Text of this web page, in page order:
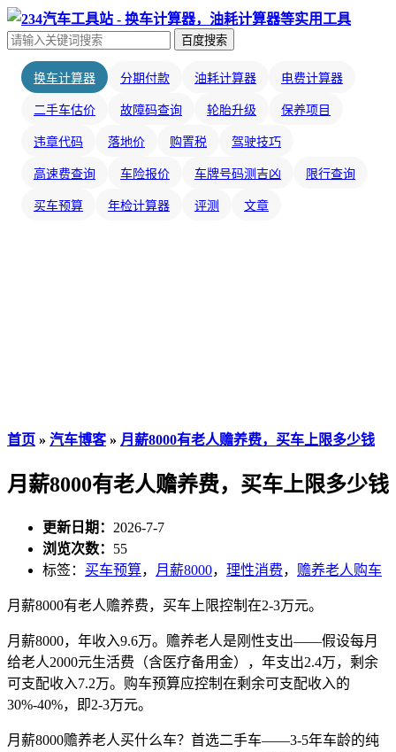
百度搜索
换车计算器 分期付款 油耗计算器 电费计算器
二手车估价 故障码查询 轮胎升级 保养项目
违章代码 落地价 购置税 驾驶技巧
高速费查询 车险报价 车牌号码测吉凶 限行查询
买车预算 年检计算器 评测 文章
首页 » 汽车博客» 月薪8000有老人赡养费，买车上限多少钱
月薪8000有老人赡养费，买车上限多少钱
更新日期： 2026-7-7
浏览次数： 55
标签： 买车预算， 月薪8000， 理性消费， 赡养老人购车
月薪8000有老人赡养费，买车上限控制在2-3万元。
月薪8000，年收入9.6万。赡养老人是刚性支出——假设每月
给老人2000元生活费（含医疗备用金），年支出2.4万，剩余
可支配收入7.2万。购车预算应控制在剩余可支配收入的
30%-40%，即2-3万元。
月薪8000赡养老人买什么车？首选二手车——3-5年车龄的纯